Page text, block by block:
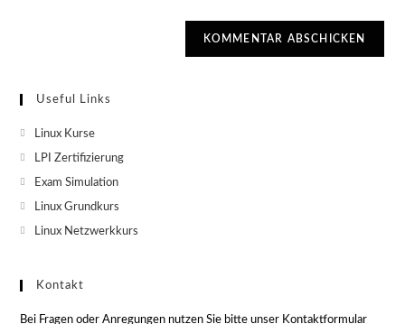
Useful Links
Linux Kurse
LPI Zertifizierung
Exam Simulation
Linux Grundkurs
Linux Netzwerkkurs
Kontakt
Bei Fragen oder Anregungen nutzen Sie bitte unser Kontaktformular